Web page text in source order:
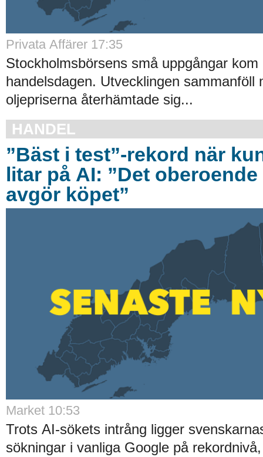
Privata Affärer 17:35
Stockholmsbörsens små uppgångar
handelsdagen. Utvecklingen sammanföll
oljepriserna återhämtade sig...
HANDEL
”Bäst i test”-rekord när
litar på AI: ”Det
avgör köpet”
Market 10:53
Trots AI-sökets intrång ligger
sökningar i vanliga Google på